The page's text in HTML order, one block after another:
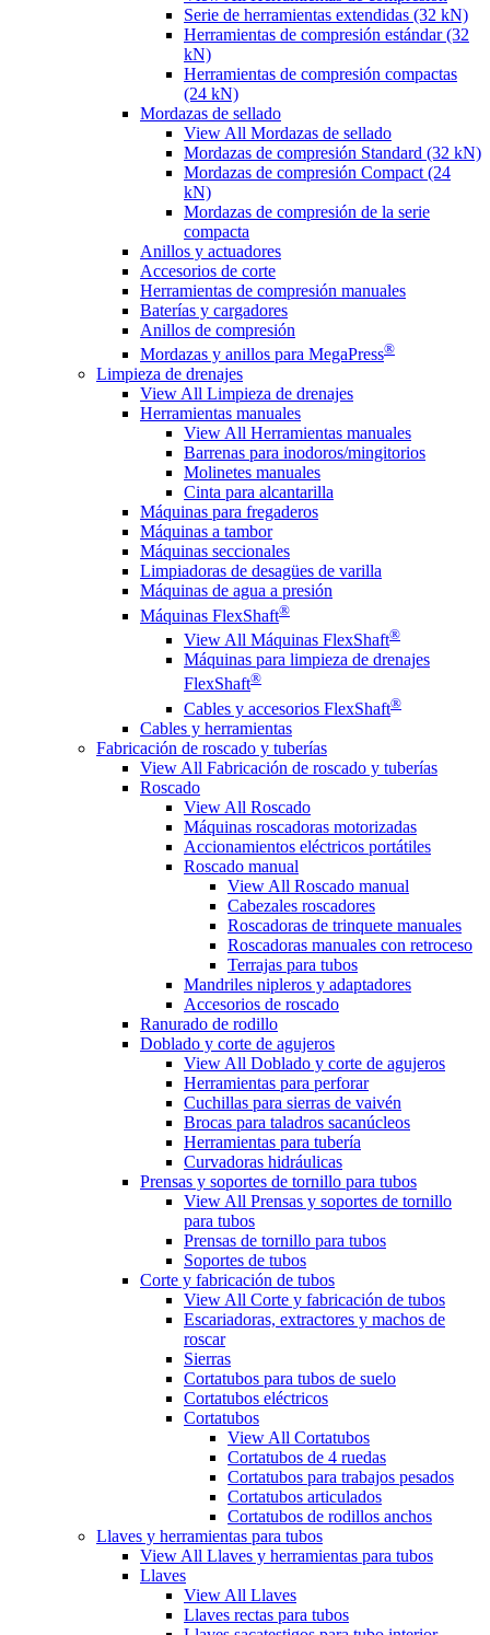
Serie de herramientas extendidas (32 kN)
Herramientas de compresión estándar (32
kN)
Herramientas de compresión compactas
(24 kN)
Mordazas de sellado
View All Mordazas de sellado
Mordazas de compresión Standard (32 kN)
Mordazas de compresión Compact (24
kN)
Mordazas de compresión de la serie
compacta
Anillos y actuadores
Accesorios de corte
Herramientas de compresión manuales
Baterías y cargadores
Anillos de compresión
Mordazas y anillos para MegaPress®
Limpieza de drenajes
View All Limpieza de drenajes
Herramientas manuales
View All Herramientas manuales
Barrenas para inodoros/mingitorios
Molinetes manuales
Cinta para alcantarilla
Máquinas para fregaderos
Máquinas a tambor
Máquinas seccionales
Limpiadoras de desagües de varilla
Máquinas de agua a presión
Máquinas FlexShaft®
View All Máquinas FlexShaft®
Máquinas para limpieza de drenajes
FlexShaft®
Cables y accesorios FlexShaft®
Cables y herramientas
Fabricación de roscado y tuberías
View All Fabricación de roscado y tuberías
Roscado
View All Roscado
Máquinas roscadoras motorizadas
Accionamientos eléctricos portátiles
Roscado manual
View All Roscado manual
Cabezales roscadores
Roscadoras de trinquete manuales
Roscadoras manuales con retroceso
Terrajas para tubos
Mandriles nipleros y adaptadores
Accesorios de roscado
Ranurado de rodillo
Doblado y corte de agujeros
View All Doblado y corte de agujeros
Herramientas para perforar
Cuchillas para sierras de vaivén
Brocas para taladros sacanúcleos
Herramientas para tubería
Curvadoras hidráulicas
Prensas y soportes de tornillo para tubos
View All Prensas y soportes de tornillo
para tubos
Prensas de tornillo para tubos
Soportes de tubos
Corte y fabricación de tubos
View All Corte y fabricación de tubos
Escariadoras, extractores y machos de
roscar
Sierras
Cortatubos para tubos de suelo
Cortatubos eléctricos
Cortatubos
View All Cortatubos
Cortatubos de 4 ruedas
Cortatubos para trabajos pesados
Cortatubos articulados
Cortatubos de rodillos anchos
Llaves y herramientas para tubos
View All Llaves y herramientas para tubos
Llaves
View All Llaves
Llaves rectas para tubos